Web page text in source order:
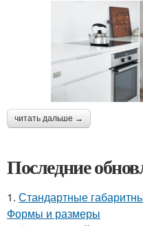
читать дальше →
Последние
1. Стандартные
Формы и размеры